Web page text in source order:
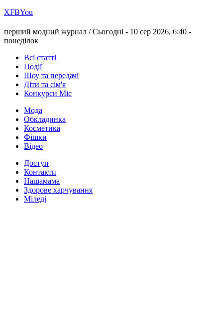
ХFBYou
перший модний журнал /Сьогодні - 10 сер 2026, 6:40 -
понеділок
Всі статті
Події
Шоу та передачі
Діти та сім'я
Конкурси Міс
Мода
Обкладинка
Косметика
Фішки
Відео
Доступ
Контакти
Нашамама
Здорове харчування
Міледі